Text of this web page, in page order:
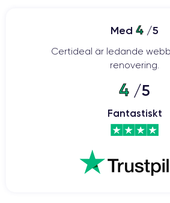
Med 4 /5
Certideal är ledande
renovering.
4 /5
Fantastiskt